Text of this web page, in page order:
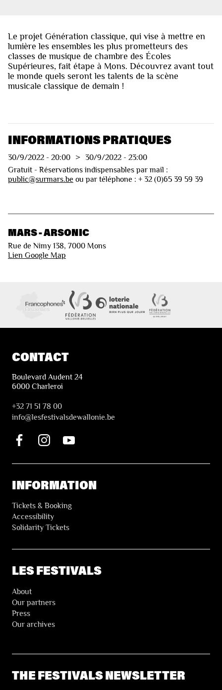
Le projet Génération classique, qui vise à mettre en
lumière les ensembles les plus prometteurs des
classes de musique de chambre des Écoles
Supérieures, fait étape à Mons. Découvrez avant tout
le monde quels seront les talents de la scène
musicale classique de demain !
INFORMATIONS PRATIQUES
30/9/2022 - 20:00 > 30/9/2022 - 23:00
Gratuit - Réservations indispensables par mail :
public@surmars.be ou par téléphone : + 32 (0)65 39 59 39
MARS - ARSONIC
Rue de Nimy 138, 7000 Mons
Lien Google Map
CONTACT
Boulevard Audent 24
6000 Charleroi
+32 71 51 78 00
info@lesfestivalsdewallonie.be
INFORMATION
Tickets & Booking
Accessibility
Solidarity Tickets
LES FESTIVALS
About
Our partners
Press
Our archives
THE FESTIVALS NEWSLETTER